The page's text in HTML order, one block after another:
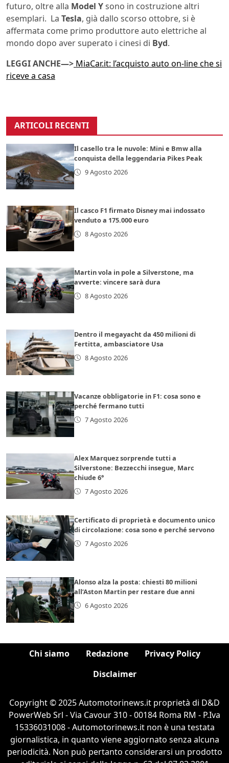
futuro, oltre alla Model Ysono in costruzione altri
esemplari. La Tesla, già dallo scorso ottobre, si è
affermata come primo produttore auto elettriche al
mondo dopo aver superato i cinesi di Byd.
LEGGI ANCHE—> MiaCar.it: l’acquisto auto on-line che si
riceve a casa
ARTICOLI RECENTI
Il casello tra le nuvole: Mini e Bmw alla
conquista della leggendaria Pikes Peak
9 Agosto 2026
Il casco F1 firmato Disney mai indossato
venduto a 175.000 euro
8 Agosto 2026
Martin vola in pole a Silverstone, ma
avverte: vincere sarà dura
8 Agosto 2026
Dentro il megayacht da 450 milioni di
Fertitta, ambasciatore Usa
8 Agosto 2026
Vacanze obbligatorie in F1: cosa sono e
perché fermano tutti
7 Agosto 2026
Alex Marquez sorprende tutti a
Silverstone: Bezzecchi insegue, Marc
chiude 6°
7 Agosto 2026
Certificato di proprietà e documento unico
di circolazione: cosa sono e perché servono
7 Agosto 2026
Alonso alza la posta: chiesti 80 milioni
all’Aston Martin per restare due anni
6 Agosto 2026
Chi siamo Redazione
Privacy Policy
Disclaimer
Copyright © 2025 Automotorinews.it proprietà di D&D
PowerWeb Srl - Via Cavour 310 - 00184 Roma RM - P.Iva
15336031008 - Automotorinews.it non è una testata
giornalistica, in quanto viene aggiornato senza alcuna
periodicità. Non può pertanto considerarsi un prodotto